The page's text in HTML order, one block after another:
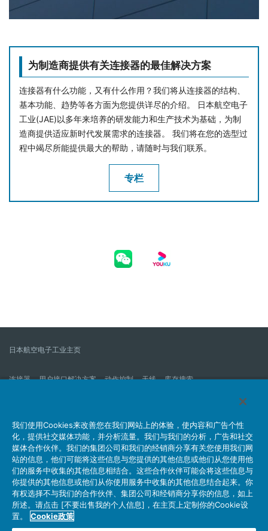
为制造商提供有关连接器的最佳解决方案
连接器有什么功能，又有什么作用？我们将从连接器的结构、
基本功能、趋势等各方面为您提供详尽的介绍。 日本航空电子
工业(JAE)以多年来培养的研发能力和生产技术为基础，为制
造商提供适应新时代发展需求的连接器。 我们将在您的选型过
程中竭尽所能提供最大的帮助，请随时与我们联系。
专栏
日本航空电子工业主页
连接器 用户接口解决方案 动作控制 天线 库存搜索
我们的公司 企业社会责任 IR消息 公司新到信息列表
产品信息新的列表
网站地图
联系我们
个人信息保护方针 JAE Cookie政策
关于利用本网站
社交媒体官方账号运营方针
我们使用Cookies来改善您在我们网站上的体验，使内容和广告个性
化，提供社交媒体功能，并分析流量。我们与我们的分析，广告和社交
媒体合作伙伴。我们的集团公司和我们的经销商分享有关您使用我们网
站的信息，他们可能将这些信息与您提供的其他信息或他们从您使用他
们的服务中收集的其他信息相结合。这些合作伙伴可能会将这些信息与
你提供的其他信息或他们从你使用服务中收集的其他信息结合起来。你
有权选择不与我们的合作伙伴、集团公司和经销商分享你的信息，如上
所述。请点击 [不要出售我的个人信息]，在主页上定制你的Cookie设
置。
Cookie政策